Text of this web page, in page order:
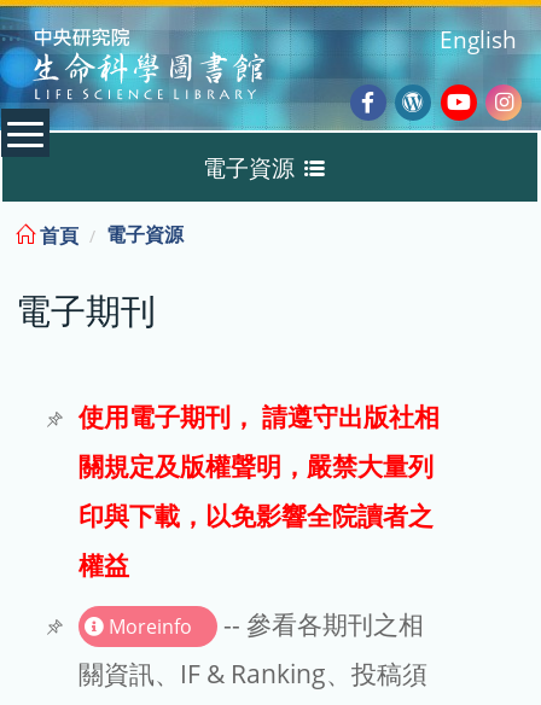
:::
Facebook
Wordpress
English
電子資源
電子期刊
試用
文章處理費
首頁 電子資源
電子期刊
使用電子期刊， 請遵守出版社相
關規定及版權聲明，嚴禁大量列
印與下載，以免影響全院讀者之
權益
Moreinfo
-- 參看各期刊之相
關資訊、IF & Ranking、投稿須